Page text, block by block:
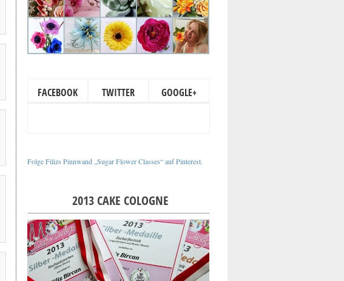
FACEBOOK TWITTER GOOGLE+
Folge Filizs Pinnwand „Sugar Flower Classes“ auf Pinterest.
2013 CAKE COLOGNE